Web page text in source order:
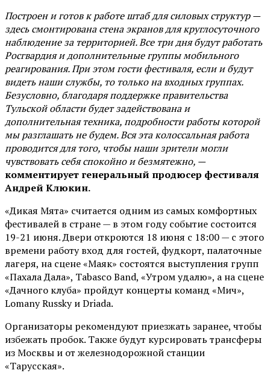
Построен и готов к работе штаб для силовых структур —
здесь смонтирована стена экранов для круглосуточного
наблюдение за территорией. Все три дня будут работать
Росгвардия и дополнительные группы мобильного
реагирования. При этом гости фестиваля, если и будут
видеть наши службы, то только на входных группах.
Безусловно, благодаря поддержке правительства
Тульской области будет задействована и
дополнительная техника, подробности работы которой
мы разглашать не будем. Вся эта колоссальная работа
проводится для того, чтобы наши зрители могли
чувствовать себя спокойно и безмятежно, —
комментирует генеральный продюсер фестиваля
Андрей Клюкин.
«Дикая Мята» считается одним из самых комфортных
фестивалей в стране — в этом году событие состоится
19-21 июня. Двери откроются 18 июня с 18:00 — с этого
времени работу вход для гостей, фудкорт, палаточные
лагеря, на сцене «Маяк» состоятся выступления групп
«Пахала Дала», Tabasco Band, «Утром удалю», а на сцене
«Дачного клуба» пройдут концерты команд «Мич»,
Lomany Russky и Driada.
Организаторы рекомендуют приезжать заранее, чтобы
избежать пробок. Также будут курсировать трансферы
из Москвы и от железнодорожной станции
«Тарусская».